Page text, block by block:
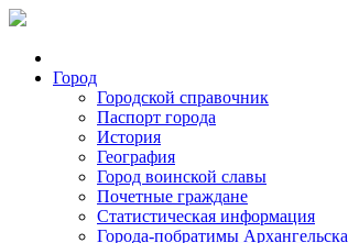
Город
Городской справочник
Паспорт города
История
География
Город воинской славы
Почетные граждане
Статистическая информация
Города-побратимы Архангельска